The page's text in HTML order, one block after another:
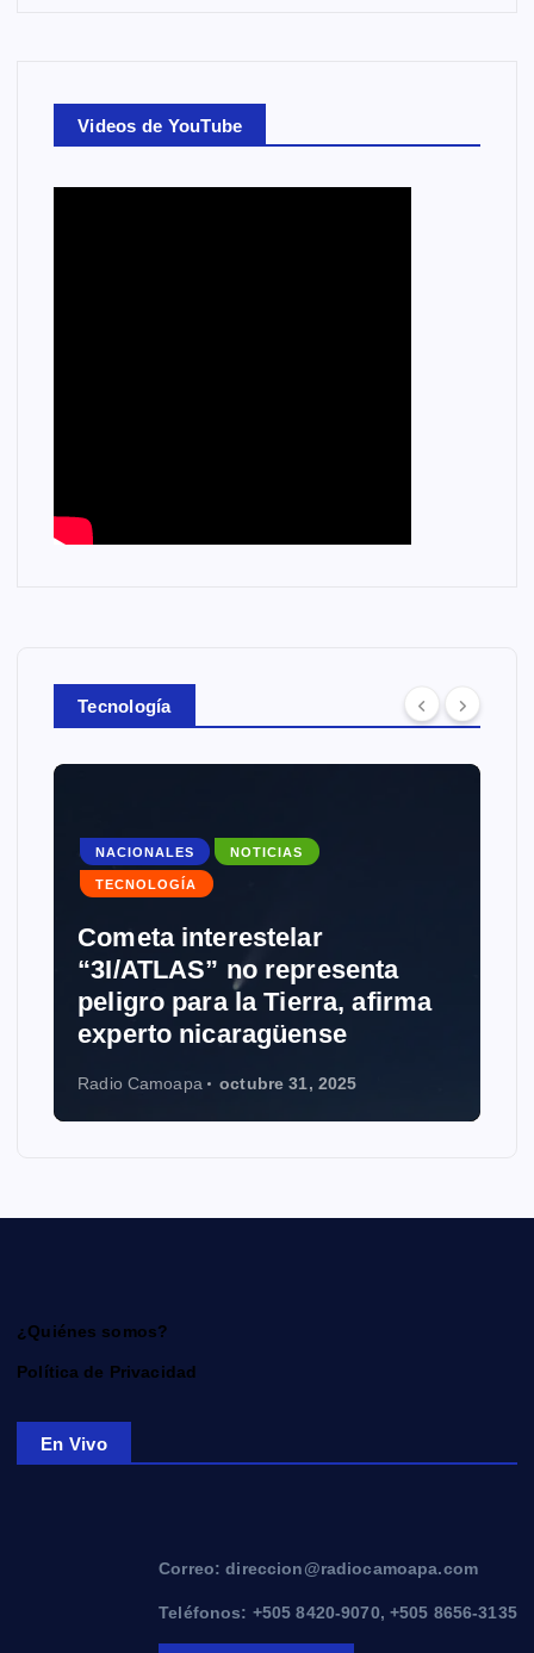
Videos de YouTube
Tecnología
NACIONALES NOTICIAS
TECNOLOGÍA
Cometa interestelar
“3I/ATLAS” no representa
peligro para la Tierra, afirma
experto nicaragüense
Radio Camoapa octubre 31, 2025
¿Quiénes somos?
Política de Privacidad
En Vivo
Correo: direccion@radiocamoapa.com
Teléfonos: +505 8420-9070, +505 8656-3135